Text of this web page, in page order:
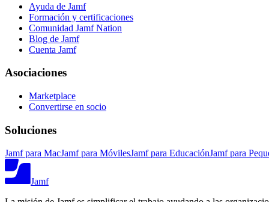
Ayuda de Jamf
Formación y certificaciones
Comunidad Jamf Nation
Blog de Jamf
Cuenta Jamf
Asociaciones
Marketplace
Convertirse en socio
Soluciones
Jamf para MacJamf para MóvilesJamf para EducaciónJamf para
Jamf